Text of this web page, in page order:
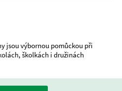
jsou výbornou pomůckou při
školkách i družinách